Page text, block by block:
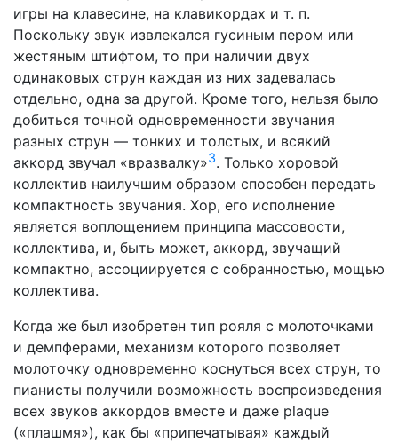
игры на клавесине, на клавикордах и т. п.
Поскольку звук извлекался гусиным пером или
жестяным штифтом, то при наличии двух
одинаковых струн каждая из них задевалась
отдельно, одна за другой. Кроме того, нельзя было
добиться точной одновременности звучания
разных струн — тонких и толстых, и всякий
аккорд звучал «вразвалку»3. Только хоровой
коллектив наилучшим образом способен передать
компактность звучания. Хор, его исполнение
является воплощением принципа массовости,
коллектива, и, быть может, аккорд, звучащий
компактно, ассоциируется с собранностью, мощью
коллектива.
Когда же был изобретен тип рояля с молоточками
и демпферами, механизм которого позволяет
молоточку одновременно коснуться всех струн, то
пианисты получили возможность воспроизведения
всех звуков аккордов вместе и даже plaque
(«плашмя»), как бы «припечатывая» каждый